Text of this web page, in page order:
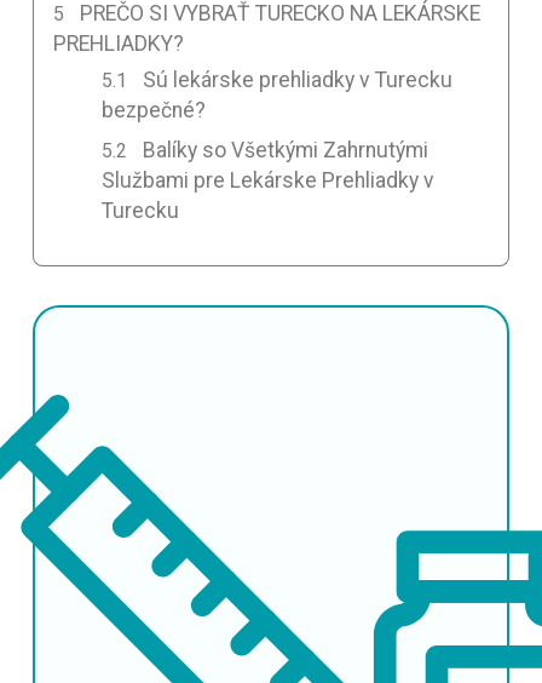
PREČO SI VYBRAŤ TURECKO NA LEKÁRSKE
PREHLIADKY?
Sú lekárske prehliadky v Turecku
bezpečné?
Balíky so Všetkými Zahrnutými
Službami pre Lekárske Prehliadky v
Turecku